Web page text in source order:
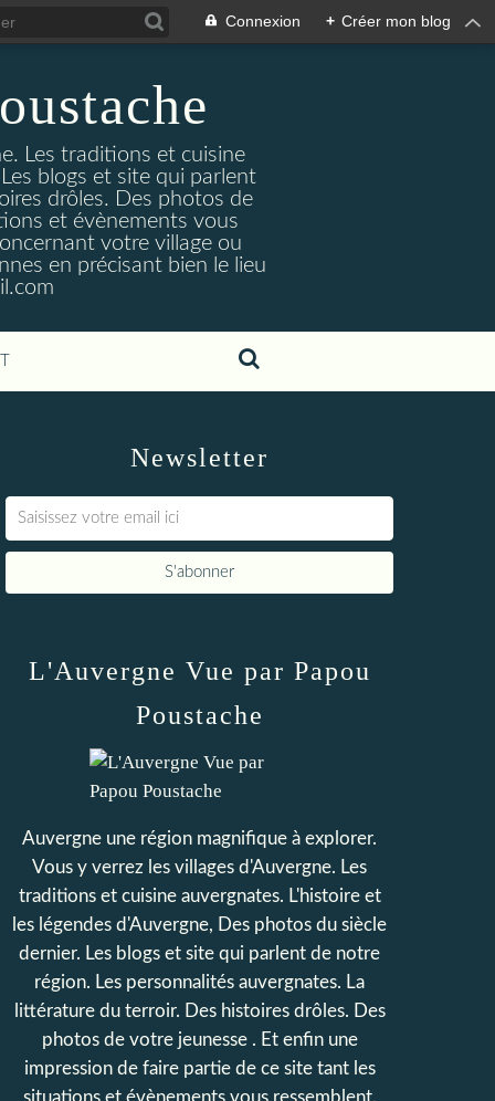
Connexion + Créer mon blog
Les traditions et cuisine
blogs et site qui parlent
drôles. Des photos de
et évènements vous
votre village ou
en précisant bien le lieu
Newsletter
L'Auvergne Vue par Papou
Poustache
Auvergne une région magnifique à explorer.
Vous y verrez les villages d'Auvergne. Les
traditions et cuisine auvergnates. L'histoire et
les légendes d'Auvergne, Des photos du siècle
dernier. Les blogs et site qui parlent de notre
région. Les personnalités auvergnates. La
littérature du terroir. Des histoires drôles. Des
photos de votre jeunesse . Et enfin une
impression de faire partie de ce site tant les
situations et évènements vous ressemblent.